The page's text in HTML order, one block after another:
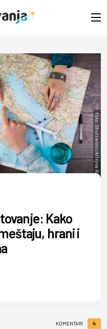
Foto: Shutterstock/Iryna Kalamurza
Kako
hrani i
KOMENTARI 4